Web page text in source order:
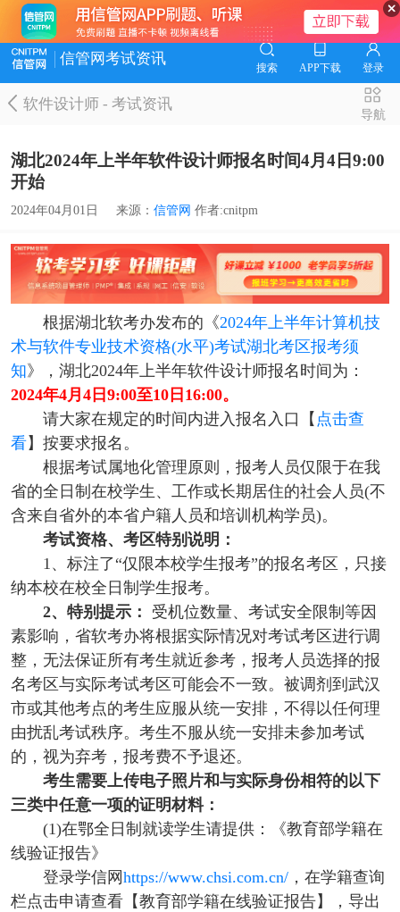
信管网考试资讯
搜索 APP下载 登录
软件设计师-考试资讯
导航
湖北2024年上半年软件设计师报名时间4月4日9:00
开始
2024年04月01日 来源： 信管网 作者:cnitpm
根据湖北软考办发布的《2024年上半年计算机技
术与软件专业技术资格(水平)考试湖北考区报考须
知》，湖北2024年上半年软件设计师报名时间为：
2024年4月4日9:00至10日16:00。
请大家在规定的时间内进入报名入口【 点击查
看】按要求报名。
根据考试属地化管理原则，报考人员仅限于在我
省的全日制在校学生、工作或长期居住的社会人员(不
含来自省外的本省户籍人员和培训机构学员)。
考试资格、考区特别说明：
1、标注了“仅限本校学生报考”的报名考区，只接
纳本校在校全日制学生报考。
2、特别提示： 受机位数量、考试安全限制等因
素影响，省软考办将根据实际情况对考试考区进行调
整，无法保证所有考生就近参考，报考人员选择的报
名考区与实际考试考区可能会不一致。被调剂到武汉
市或其他考点的考生应服从统一安排，不得以任何理
由扰乱考试秩序。考生不服从统一安排未参加考试
的，视为弃考，报考费不予退还。
考生需要上传电子照片和与实际身份相符的以下
三类中任意一项的证明材料：
(1)在鄂全日制就读学生请提供：《教育部学籍在
线验证报告》
登录学信网 https://www.chsi.com.cn/，在学籍查询
栏点击申请查看【教育部学籍在线验证报告】，导出